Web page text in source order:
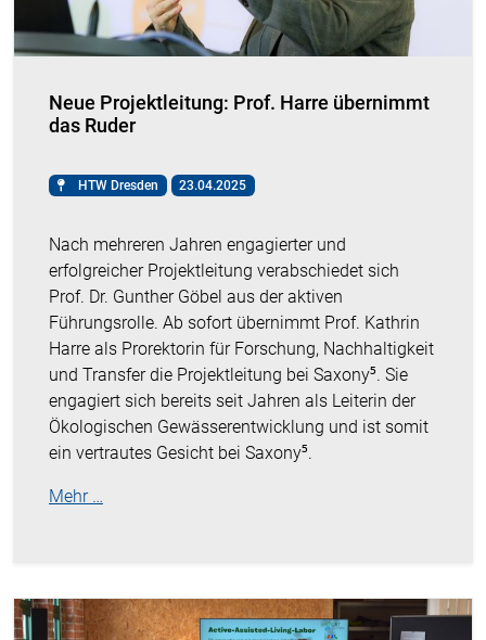
Neue Projektleitung: Prof. Harre übernimmt
das Ruder
HTW Dresden 23.04.2025
Nach mehreren Jahren engagierter und
erfolgreicher Projektleitung verabschiedet sich
Prof. Dr. Gunther Göbel aus der aktiven
Führungsrolle. Ab sofort übernimmt Prof. Kathrin
Harre als Prorektorin für Forschung, Nachhaltigkeit
und Transfer die Projektleitung bei Saxony⁵. Sie
engagiert sich bereits seit Jahren als Leiterin der
Ökologischen Gewässerentwicklung und ist somit
ein vertrautes Gesicht bei Saxony⁵.
Mehr …